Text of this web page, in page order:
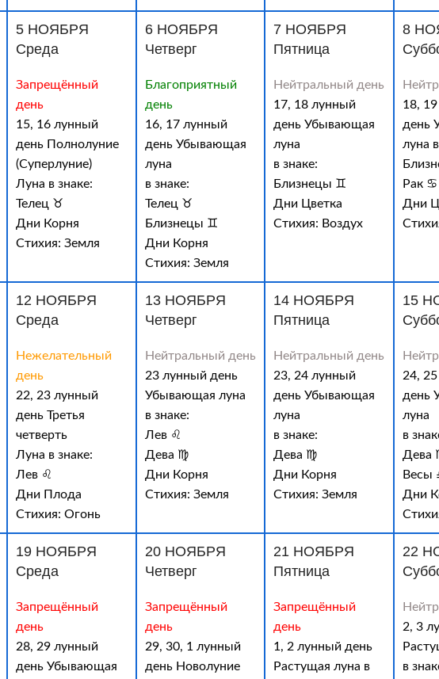
5 НОЯБРЯ
Среда
Запрещённый
день
15, 16 лунный
день Полнолуние
(Суперлуние)
Луна в знаке:
Телец ♉
Дни Корня
Стихия: Земля
6 НОЯБРЯ
Четверг
Благоприятный
день
16, 17 лунный
день Убывающая
луна
в знаке:
Телец ♉
Близнецы ♊
Дни Корня
Стихия: Земля
7 НОЯБРЯ
Пятница
Нейтральный день
17, 18 лунный
день Убывающая
луна
в знаке:
Близнецы ♊
Дни Цветка
Стихия: Воздух
8
18,
день
луна
Рак ♋
Дни
12 НОЯБРЯ
Среда
Нежелательный
день
22, 23 лунный
день Третья
четверть
Луна в знаке:
Лев ♌
Дни Плода
Стихия: Огонь
13 НОЯБРЯ
Четверг
Нейтральный день
23 лунный день
Убывающая луна
в знаке:
Лев ♌
Дева ♍
Дни Корня
Стихия: Земля
14 НОЯБРЯ
Пятница
Нейтральный день
23, 24 лунный
день Убывающая
луна
в знаке:
Дева ♍
Дни Корня
Стихия: Земля
15
24,
день
луна
в
Дева
Весы
Дни
19 НОЯБРЯ
Среда
Запрещённый
день
28, 29 лунный
день Убывающая
20 НОЯБРЯ
Четверг
Запрещённый
день
29, 30, 1 лунный
день Новолуние
21 НОЯБРЯ
Пятница
Запрещённый
день
1, 2 лунный день
Растущая луна в
22
2, 3
в